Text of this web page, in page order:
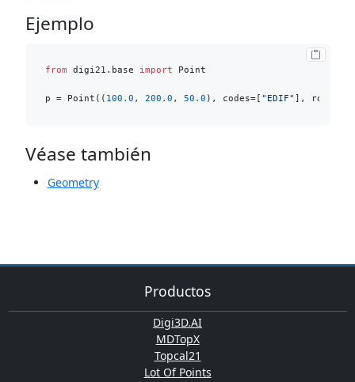
Ejemplo
from digi21.base import Point
p = Point(( 100.0 , 200.0 , 50.0 ), codes=[ "EDIF" ],
Véase también
Geometry
Productos
Digi3D.AI
MDTopX
Topcal21
Lot Of Points